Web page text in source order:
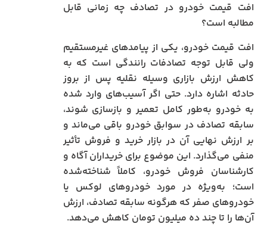
افت قیمت خودرو در تصادف چه زمانی قابل
مطالبه است؟
افت قیمت خودرو، یکی از پیامدهای غیرمستقیم
ولی قابل توجه تصادفات رانندگی است که به
کاهش ارزش بازاری وسیله نقلیه پس از بروز
حادثه اشاره دارد. حتی اگر آسیب‌های وارد شده
به خودرو به‌طور کامل تعمیر و بازسازی شوند،
سابقه تصادف در سوابق خودرو باقی می‌ماند و
بر ارزش نهایی آن در بازار خرید و فروش تأثیر
منفی می‌گذارد. این موضوع برای خریداران آگاه و
کارشناسان فروش خودرو، کاملاً شناخته‌شده
است؛ به‌ویژه در مورد خودروهای لوکس یا
خودروهای صفر که هرگونه سابقه تصادف، ارزش
آن‌ها را تا چند ده میلیون تومان کاهش می‌دهد.